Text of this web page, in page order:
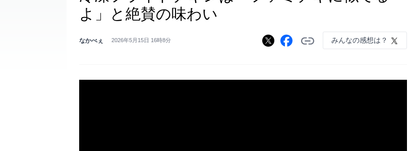
よ」と絶賛の味わい
なかべぇ 2026年5月15日 16時8分 みんなの感想は？